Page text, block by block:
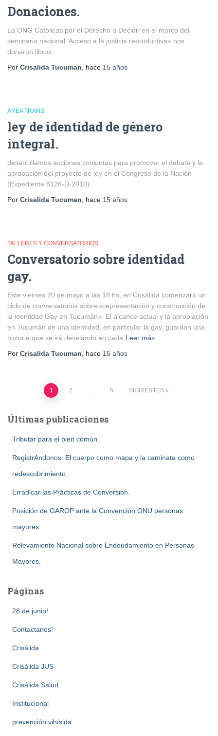
Donaciones.
La ONG Católicas por el Derecho a Decidir en el marco del
seminario nacional ‘Acceso a la justicia reproductiva» nos
donaron libros.
Por Crisalida Tucuman , hace 15 años
AREA TRANS
ley de identidad de género
integral.
desarrollamos acciones conjuntas para promover el debate y la
aprobación del proyecto de ley en el Congreso de la Nación
(Expediente 8126-D-2010).
Por Crisalida Tucuman , hace 15 años
TALLERES Y CONVERSATORIOS
Conversatorio sobre identidad
gay.
Este viernes 20 de mayo a las 18 hs, en Crisálida comenzará un
ciclo de conversatorios sobre «representación y construcción de
la identidad Gay en Tucumán». El alcance actual y la apropiación
en Tucumán de una identidad, en particular la gay, guardan una
historia que se irá develando en cada Leer más
Por Crisalida Tucuman , hace 15 años
Paginación
de
entradas
1 2 … 5 SIGUIENTES
Últimas publicaciones
Tributar para el bien común.
RegistrAndonos: El cuerpo como mapa y la caminata como
redescubrimiento.
Erradicar las Prácticas de Conversión.
Posición de GAROP ante la Convención ONU personas
mayores.
Relevamiento Nacional sobre Endeudamiento en Personas
Mayores.
Páginas
28 de junio!
Contactanos!
Crisálida
Crisálida JUS
Crisálida Salud
Institucional
prevención vih/sida